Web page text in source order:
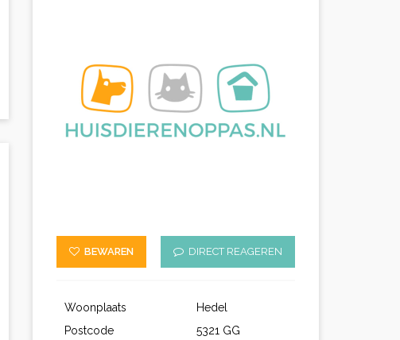
BEWAREN DIRECT REAGEREN
Woonplaats
Hedel
Postcode
5321 GG